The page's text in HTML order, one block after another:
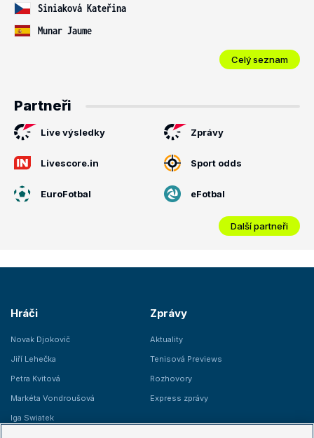
Siniaková Kateřina
Munar Jaume
Celý seznam
Partneři
Live výsledky Zprávy
Livescore.in Sport odds
EuroFotbal eFotbal
Další partneři
Hráči
Novak Djokovič
Jiří Lehečka
Petra Kvitová
Markéta Vondroušová
Iga Swiatek
Zprávy
Aktuality
Tenisová Previews
Rozhovory
Express zprávy